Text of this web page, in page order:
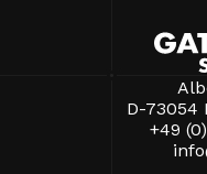
D-73054
+49